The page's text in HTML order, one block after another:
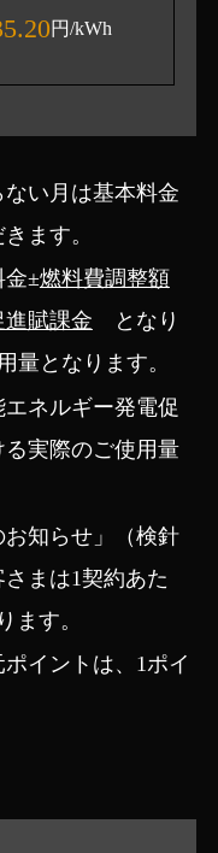
円/kWh
い月は基本料金
ます。
金±燃料費調整額
賦課金
となり
量となります。
ネルギー発電促
実際のご使用量
知らせ」（検針
まは1契約あた
ます。
イントは、1ポイ